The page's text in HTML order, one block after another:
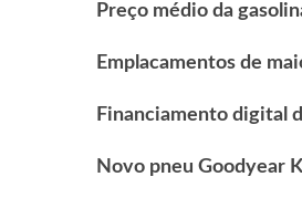
Preço médio da
Emplacamentos de
Financiamento digital
Novo pneu Goodyear